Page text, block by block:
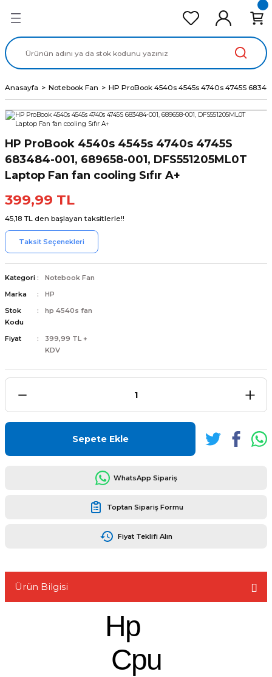
Ekran Panel
Data Kablo
Anasayfa Notebook Fan HP ProBook 4540s 4545s 4740s 4745S
HP ProBook 4540s 4545s 4740s 4745S
683484-001, 689658-001, DFS551205ML0T
Laptop Fan fan cooling Sıfır A+
399,99 TL
45,18 TL den başlayan taksitlerle!!
Taksit Seçenekleri
Kategori
Notebook Fan
Marka
HP
Stok
Kodu
hp 4540s fan
Fiyat
399,99 TL +
KDV
Sepete Ekle
WhatsApp Sipariş
Toptan Sipariş Formu
Fiyat Teklifi Alın
Ürün Bilgisi
Hp
Cpu